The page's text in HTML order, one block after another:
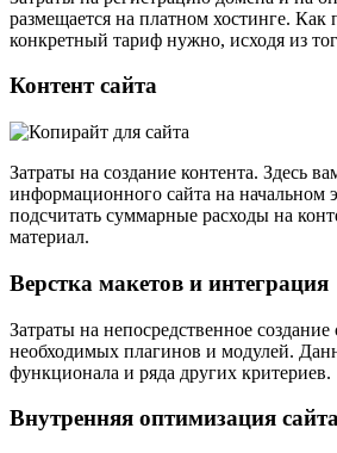
размещается на платном хостинге.
конкретный тариф нужно, исходя из
Контент сайта
Затраты на создание контента. Здесь
информационного сайта на начальном
подсчитать суммарные расходы на
материал.
Верстка макетов и интеграция
Затраты на непосредственное
необходимых плагинов и модулей.
функционала и ряда других критериев.
Внутренняя оптимизация